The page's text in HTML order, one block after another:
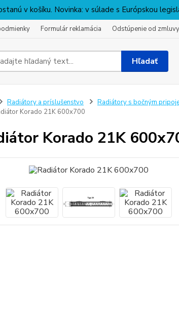
v košíku. Novinka: v súlade s Európskou
Formulár reklamácia Odstúpenie od zmluvy
Hľadať
Radiátory a príslušenstvo Radiátory s bočným
Korado 21K 600x700
Korado 21K